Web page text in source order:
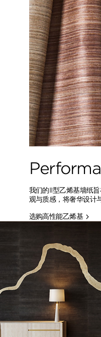
我们的II型乙烯基墙纸
观与质感，将奢华设计
选购高性能乙烯基